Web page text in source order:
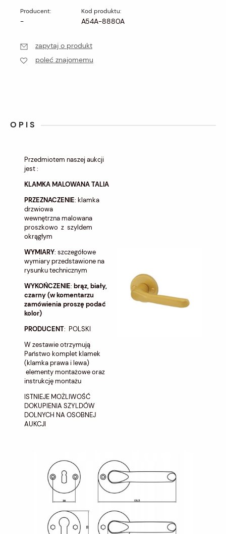
Producent:
-
Kod produktu:
A54A-8880A
zapytaj o produkt
poleć znajomemu
OPIS
Przedmiotem naszej aukcji
jest :
KLAMKA MALOWANA TALIA
PRZEZNACZENIE: klamka
drzwiowa
wewnętrzna malowana
proszkowo z szyldem
okrągłym
WYMIARY: szczegółowe
wymiary przedstawione na
rysunku technicznym
WYKOŃCZENIE: brąz, biały,
czarny (w komentarzu
zamówienia proszę podać
kolor)
PRODUCENT: POLSKI
W zestawie otrzymują
Państwo komplet klamek
(klamka prawa i lewa)
elementy montażowe oraz
instrukcję montażu
ISTNIEJE MOŻLIWOŚĆ
DOKUPIENIA SZYLDÓW
DOLNYCH NA OSOBNEJ
AUKCJI